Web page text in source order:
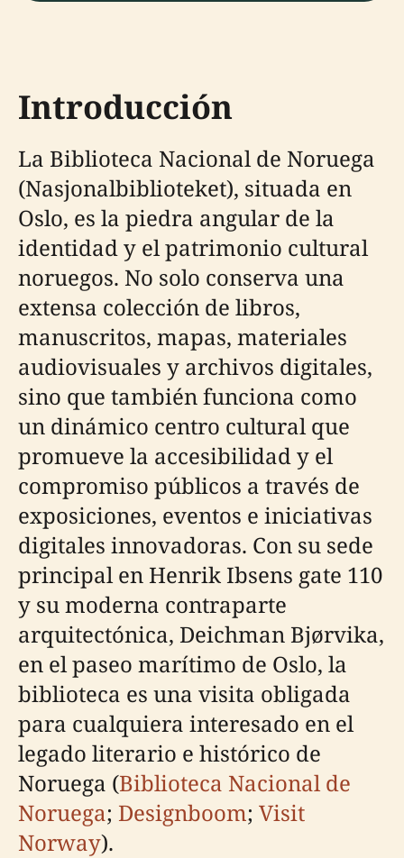
Introducción
La Biblioteca Nacional de Noruega
(Nasjonalbiblioteket), situada en
Oslo, es la piedra angular de la
identidad y el patrimonio cultural
noruegos. No solo conserva una
extensa colección de libros,
manuscritos, mapas, materiales
audiovisuales y archivos digitales,
sino que también funciona como
un dinámico centro cultural que
promueve la accesibilidad y el
compromiso públicos a través de
exposiciones, eventos e iniciativas
digitales innovadoras. Con su sede
principal en Henrik Ibsens gate 110
y su moderna contraparte
arquitectónica, Deichman Bjørvika,
en el paseo marítimo de Oslo, la
biblioteca es una visita obligada
para cualquiera interesado en el
legado literario e histórico de
Noruega (Biblioteca Nacional de
Noruega; Designboom; Visit
Norway).